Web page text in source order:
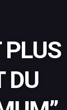
PLUS
DU